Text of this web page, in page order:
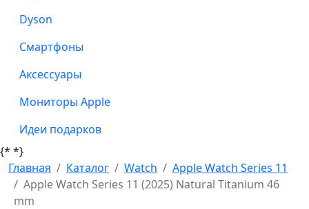
Dyson
Смартфоны
Аксессуары
Мониторы Apple
Идеи подарков
{* *}
Главная
Каталог Watch
Apple Watch Series 11
Apple Watch Series 11 (2025) Natural Titanium 46
mm